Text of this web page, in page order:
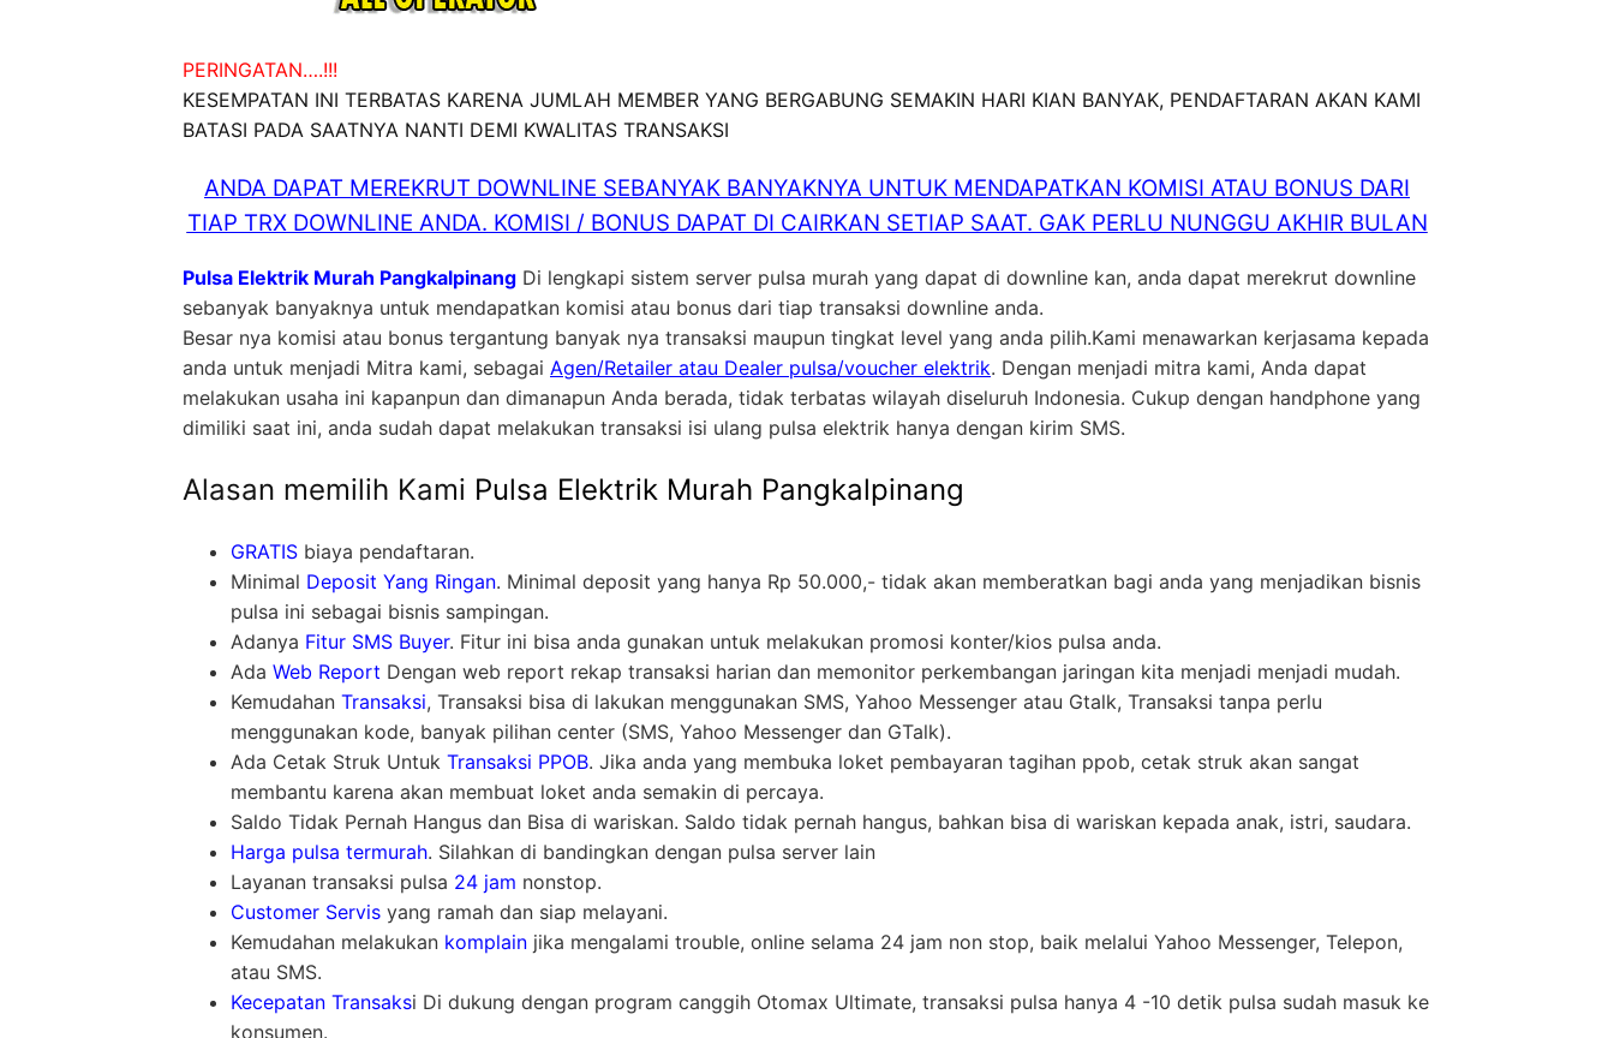
PERINGATAN….!!!
KESEMPATAN INI TERBATAS KARENA JUMLAH MEMBER YANG BERGABUNG SEMAKIN HARI KIAN BANYAK, PENDAFTARAN AKAN KAMI
BATASI PADA SAATNYA NANTI DEMI KWALITAS TRANSAKSI
ANDA DAPAT MEREKRUT DOWNLINE SEBANYAK BANYAKNYA UNTUK MENDAPATKAN KOMISI ATAU BONUS DARI
TIAP TRX DOWNLINE ANDA. KOMISI / BONUS DAPAT DI CAIRKAN SETIAP SAAT. GAK PERLU NUNGGU AKHIR BULAN
Pulsa Elektrik Murah Pangkalpinang Di lengkapi sistem server pulsa murah yang dapat di downline kan, anda dapat merekrut downline
sebanyak banyaknya untuk mendapatkan komisi atau bonus dari tiap transaksi downline anda.
Besar nya komisi atau bonus tergantung banyak nya transaksi maupun tingkat level yang anda pilih.Kami menawarkan kerjasama kepada
anda untuk menjadi Mitra kami, sebagai Agen/Retailer atau Dealer pulsa/voucher elektrik. Dengan menjadi mitra kami, Anda dapat
melakukan usaha ini kapanpun dan dimanapun Anda berada, tidak terbatas wilayah diseluruh Indonesia. Cukup dengan handphone yang
dimiliki saat ini, anda sudah dapat melakukan transaksi isi ulang pulsa elektrik hanya dengan kirim SMS.
Alasan memilih Kami Pulsa Elektrik Murah Pangkalpinang
GRATIS biaya pendaftaran.
Minimal Deposit Yang Ringan. Minimal deposit yang hanya Rp 50.000,- tidak akan memberatkan bagi anda yang menjadikan bisnis
pulsa ini sebagai bisnis sampingan.
Adanya Fitur SMS Buyer. Fitur ini bisa anda gunakan untuk melakukan promosi konter/kios pulsa anda.
Ada Web Report Dengan web report rekap transaksi harian dan memonitor perkembangan jaringan kita menjadi menjadi mudah.
Kemudahan Transaksi, Transaksi bisa di lakukan menggunakan SMS, Yahoo Messenger atau Gtalk, Transaksi tanpa perlu
menggunakan kode, banyak pilihan center (SMS, Yahoo Messenger dan GTalk).
Ada Cetak Struk Untuk Transaksi PPOB. Jika anda yang membuka loket pembayaran tagihan ppob, cetak struk akan sangat
membantu karena akan membuat loket anda semakin di percaya.
Saldo Tidak Pernah Hangus dan Bisa di wariskan. Saldo tidak pernah hangus, bahkan bisa di wariskan kepada anak, istri, saudara.
Harga pulsa termurah. Silahkan di bandingkan dengan pulsa server lain
Layanan transaksi pulsa 24 jam nonstop.
Customer Servis yang ramah dan siap melayani.
Kemudahan melakukan komplain jika mengalami trouble, online selama 24 jam non stop, baik melalui Yahoo Messenger, Telepon,
atau SMS.
Kecepatan Transaksi Di dukung dengan program canggih Otomax Ultimate, transaksi pulsa hanya 4 -10 detik pulsa sudah masuk ke
konsumen.